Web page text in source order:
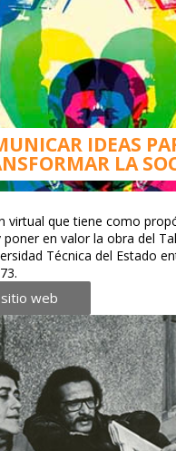
IDEAS
LA
virtual que tiene como
poner en valor la obra del
Técnica del Estado
web